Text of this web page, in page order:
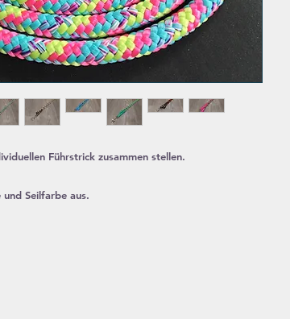
Führstrick zusammen stellen.
Seilfarbe aus.